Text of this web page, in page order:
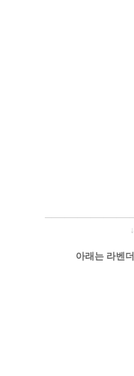
↓
아래는 라벤